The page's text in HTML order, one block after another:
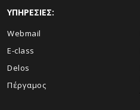
ΥΠΗΡΕΣΙΕΣ:
Webmail
E-class
Delos
Πέργαμος